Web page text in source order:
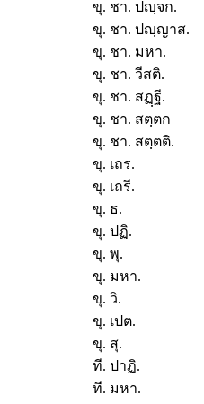
ขุ. ชา. ปญฺจก.
ขุ. ชา. ปญฺญาส.
ขุ. ชา. มหา.
ขุ. ชา. วีสติ.
ขุ. ชา. สฏฺฐี.
ขุ. ชา. สตฺตก
ขุ. ชา. สตฺตติ.
ขุ. เถร.
ขุ. เถรี.
ขุ. ธ.
ขุ. ปฏิ.
ขุ. พุ.
ขุ. มหา.
ขุ. วิ.
ขุ. เปต.
ขุ. สุ.
ที. ปาฏิ.
ที. มหา.